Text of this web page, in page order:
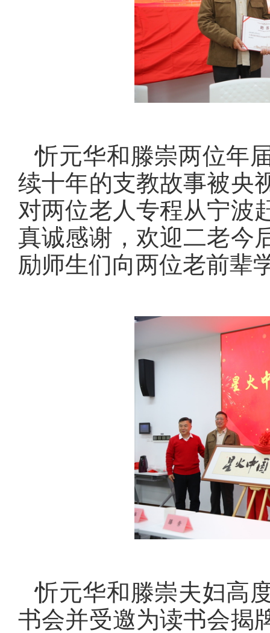
忻元华和滕崇两位年
续十年的支教故事被央
对两位老人专程从宁波
真诚感谢，欢迎二老今
励师生们向两位老前辈
忻元华和滕崇夫妇高
书会并受邀为读书会揭